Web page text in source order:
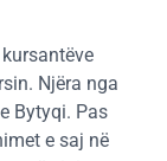
Njëra nga
Bytyqi. Pas
e saj në